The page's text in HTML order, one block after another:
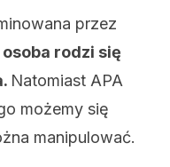
przez
rodzi się
Natomiast APA
możemy się
manipulować.